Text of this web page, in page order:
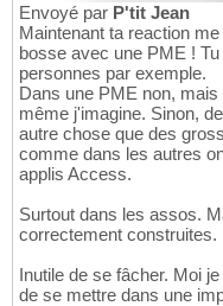
Envoyé par P'tit Jean
Maintenant ta reaction
bosse avec une PME !
personnes par exemple.
Dans une PME non,
même j'imagine. Sinon,
autre chose que des
comme dans les autres
applis Access.
Surtout dans les assos.
correctement construites.
Inutile de se fâcher. Moi
de se mettre dans une